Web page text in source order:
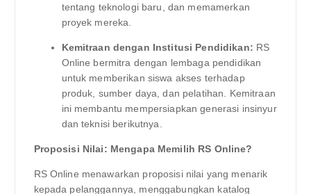
tentang teknologi baru, dan memamerkan
proyek mereka.
Kemitraan dengan Institusi Pendidikan: RS
Online bermitra dengan lembaga pendidikan
untuk memberikan siswa akses terhadap
produk, sumber daya, dan pelatihan. Kemitraan
ini membantu mempersiapkan generasi insinyur
dan teknisi berikutnya.
Proposisi Nilai: Mengapa Memilih RS Online?
RS Online menawarkan proposisi nilai yang menarik
kepada pelanggannya, menggabungkan katalog